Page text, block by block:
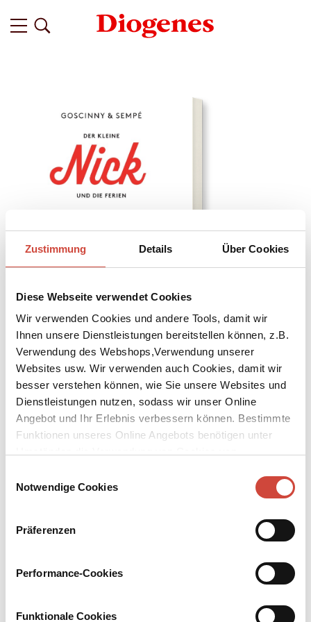
Zustimmung Details Über Cookies
Diese Webseite verwendet Cookies
Wir verwenden Cookies und andere Tools, damit wir
Ihnen unsere Dienstleistungen bereitstellen können, z.B.
Verwendung des Webshops,Verwendung unserer
Websites usw. Wir verwenden auch Cookies, damit wir
besser verstehen können, wie Sie unsere Websites und
Dienstleistungen nutzen, sodass wir unser Online
Angebot und Ihr Erlebnis verbessern können. Bestimmte
Funktionen unseres Online Angebots benötigen unter
Notwendige Cookies
Präferenzen
Performance-Cookies
Funktionale Cookies
Download Bilddatei ↘
Kaufen
Siebzehn prima Geschichten vom kleinen Nick und seinen Freunden
Zeichnungen von Jean-Jacques Sempé
und eine Menge Zeit für Streiche, die die Ferien erst richtig schön
kleinen Nick anders: denn Nick soll ohne die Eltern in ein